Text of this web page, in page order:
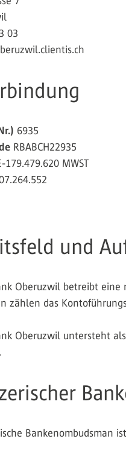
03
6935
RBABCH22935
179.479.620 MWST
und
Oberuzwil betreibt
zählen das
Oberuzwil untersteht
Bankenombudsman